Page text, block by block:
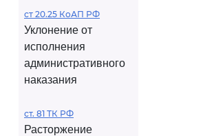
ст 20.25 КоАП РФ
Уклонение от
исполнения
административного
наказания
ст. 81 ТК РФ
Расторжение